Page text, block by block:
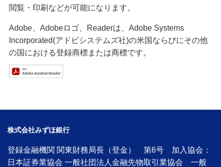
閲覧・印刷などが可能になります。
Adobe、Adobeロゴ、Readerは、Adobe Systems
Incorporated(アドビシステムズ社)の米国ならびにその他
の国における登録商標または商標です。
株式会社みずほ銀行
登録金融機関 関東財務局長（登金） 第6号 加入協会：
日本証券業協会 一般社団法人金融先物取引業協会 一般